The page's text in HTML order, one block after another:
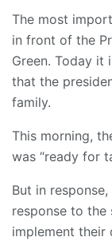
The most
in front of the
Green. Today it
that the
family.
This morning,
was “ready for
But in
response to
implement their